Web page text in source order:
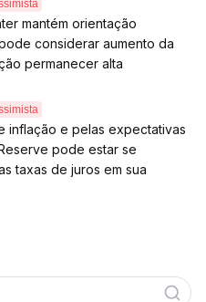
mantém orientação
considerar aumento da
permanecer alta
inflação e pelas expectativas
pode estar se
taxas de juros em sua